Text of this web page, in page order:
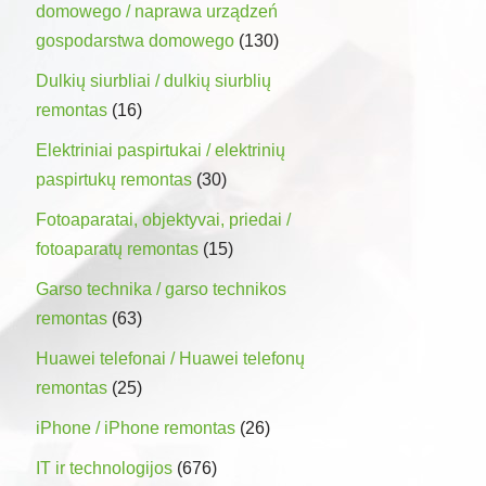
domowego / naprawa urządzeń
gospodarstwa domowego (130)
Dulkių siurbliai / dulkių siurblių
remontas (16)
Elektriniai paspirtukai / elektrinių
paspirtukų remontas (30)
Fotoaparatai, objektyvai, priedai /
fotoaparatų remontas (15)
Garso technika / garso technikos
remontas (63)
Huawei telefonai / Huawei telefonų
remontas (25)
iPhone / iPhone remontas (26)
IT ir technologijos (676)